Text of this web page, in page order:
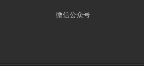
微信公众号